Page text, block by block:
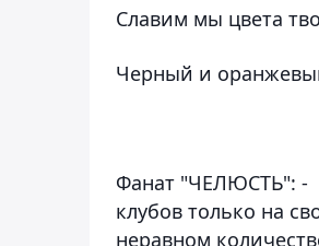
Славим мы цвета
Черный и
Фанат "ЧЕЛЮСТЬ": -
клубов только на
неравном